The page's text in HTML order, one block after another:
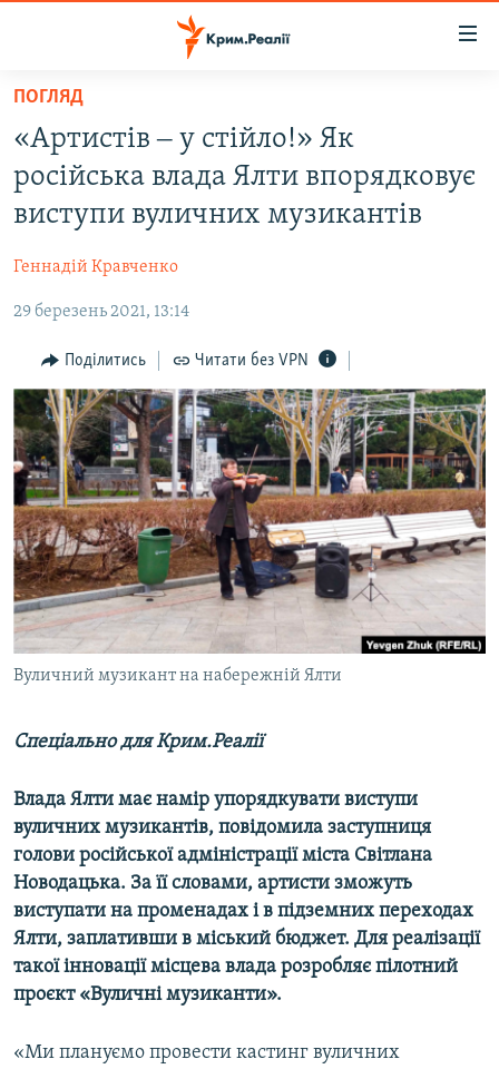
Перейти
основного
матеріалу
Перейти
до
основної
Перейти
пошуку
ВОДА.КРИМ
ВІДЕО ТА ФОТО
БЛОГИ
ПОГЛЯД
ІНТЕРВ'Ю
ВСЕ ЗА ДЕНЬ
СПЕЦПРОЕКТИ
ДЕПОРТАЦІЯ
ВІДЕОУРОКИ «ELIFBE»
СВІДЧЕННЯ ОКУПАЦІЇ
УКРАЇНСЬКА ПРОБЛЕМА КРИМУ
ІНФОГРАФІКА
ЯК ОБІЙТИ БЛОКУВАННЯ
Русский
Qırımtatar
ДОЛУЧАЙСЯ!
Усі сайти RFE/RL
ПОГЛЯД
«Артистів ‒ у стійло!» Як
російська влада Ялти впорядковує
виступи вуличних музикантів
Геннадій Кравченко
29 березень 2021, 13:14
Поділитись Читати без VPN
Вуличний музикант на набережній Ялти
Спеціально для Крим.Реалії​
Влада Ялти має намір упорядкувати виступи
вуличних музикантів, повідомила заступниця
голови російської адміністрації міста Світлана
Новодацька. За її словами, артисти зможуть
виступати на променадах і в підземних переходах
Ялти, заплативши в міський бюджет. Для реалізації
такої інновації місцева влада розробляє пілотний
проєкт «Вуличні музиканти».
«Ми плануємо провести кастинг вуличних